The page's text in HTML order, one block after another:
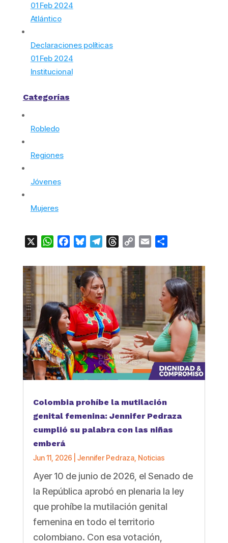
01 Feb 2024
Atlántico
Declaraciones políticas
01 Feb 2024
Institucional
Categorías
Robledo
Regiones
Jóvenes
Mujeres
WhatsApp
FacebookBlueskyTelegramThreads
Copy Email
Colombia prohíbe la mutilación
genital femenina: Jennifer Pedraza
cumplió su palabra con las niñas
emberá
Jun 11, 2026 Jennifer Pedraza, Noticias
Ayer 10 de junio de 2026, el Senado de
la República aprobó en plenaria la ley
que prohíbe la mutilación genital
femenina en todo el territorio
colombiano. Con esa votación,